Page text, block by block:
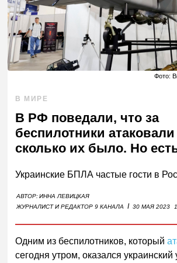
Фото:
В МИРЕ
В РФ поведали, что за
беспилотники
сколько их было. Но
Украинские БПЛА частые гости в
АВТОР:ИННА ЛЕВИЦКАЯ
ЖУРНАЛИСТ И РЕДАКТОР 9 КАНАЛА
I 30 МАЯ 2023
Одним из беспилотников, который
сегодня утром, оказался